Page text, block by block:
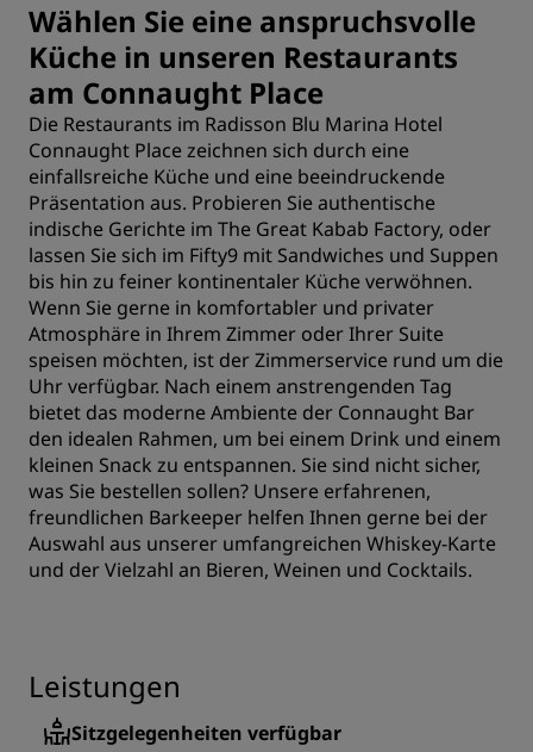
Wählen Sie eine anspruchsvolle
Küche in unseren Restaurants
am Connaught Place
Die Restaurants im Radisson Blu Marina Hotel
Connaught Place zeichnen sich durch eine
einfallsreiche Küche und eine beeindruckende
Präsentation aus. Probieren Sie authentische
indische Gerichte im The Great Kabab Factory, oder
lassen Sie sich im Fifty9 mit Sandwiches und Suppen
bis hin zu feiner kontinentaler Küche verwöhnen.
Wenn Sie gerne in komfortabler und privater
Atmosphäre in Ihrem Zimmer oder Ihrer Suite
speisen möchten, ist der Zimmerservice rund um die
Uhr verfügbar. Nach einem anstrengenden Tag
bietet das moderne Ambiente der Connaught Bar
den idealen Rahmen, um bei einem Drink und einem
kleinen Snack zu entspannen. Sie sind nicht sicher,
was Sie bestellen sollen? Unsere erfahrenen,
freundlichen Barkeeper helfen Ihnen gerne bei der
Auswahl aus unserer umfangreichen Whiskey-Karte
und der Vielzahl an Bieren, Weinen und Cocktails.
Leistungen
Sitzgelegenheiten verfügbar